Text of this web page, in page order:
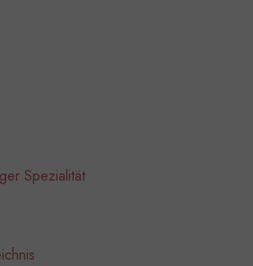
Spezialität